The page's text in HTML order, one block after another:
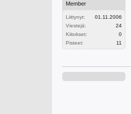
Member
Liittynyt:
01.11.2006
Viestejä:
24
Kiitokset:
0
Pisteet:
11